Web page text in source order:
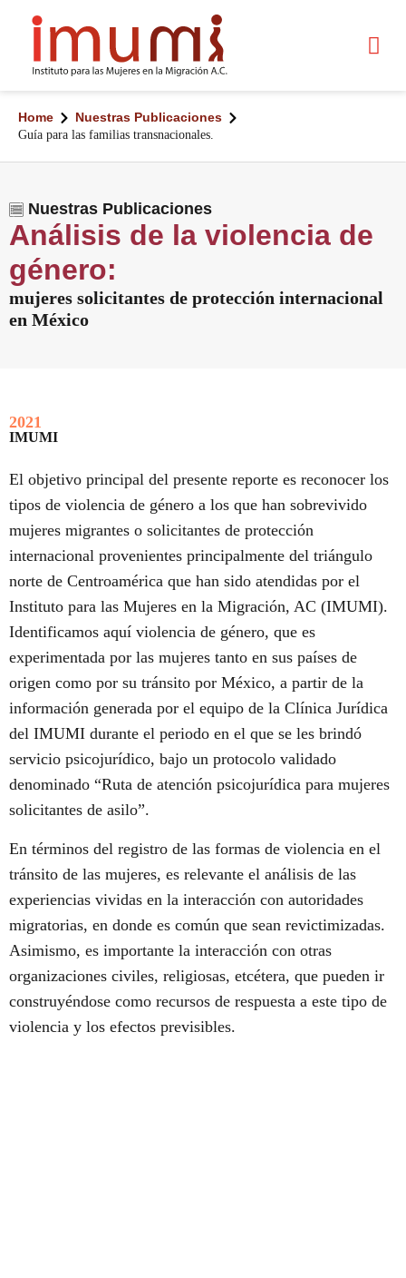
Home Nuestras Publicaciones
Guía para las familias transnacionales.
Nuestras Publicaciones
Análisis de la violencia de
género:
mujeres solicitantes de protección internacional
en México
2021
IMUMI
El objetivo principal del presente reporte es reconocer los
tipos de violencia de género a los que han sobrevivido
mujeres migrantes o solicitantes de protección
internacional provenientes principalmente del triángulo
norte de Centroamérica que han sido atendidas por el
Instituto para las Mujeres en la Migración, AC (IMUMI).
Identificamos aquí violencia de género, que es
experimentada por las mujeres tanto en sus países de
origen como por su tránsito por México, a partir de la
información generada por el equipo de la Clínica Jurídica
del IMUMI durante el periodo en el que se les brindó
servicio psicojurídico, bajo un protocolo validado
denominado “Ruta de atención psicojurídica para mujeres
solicitantes de asilo”.
En términos del registro de las formas de violencia en el
tránsito de las mujeres, es relevante el análisis de las
experiencias vividas en la interacción con autoridades
migratorias, en donde es común que sean revictimizadas.
Asimismo, es importante la interacción con otras
organizaciones civiles, religiosas, etcétera, que pueden ir
construyéndose como recursos de respuesta a este tipo de
violencia y los efectos previsibles.